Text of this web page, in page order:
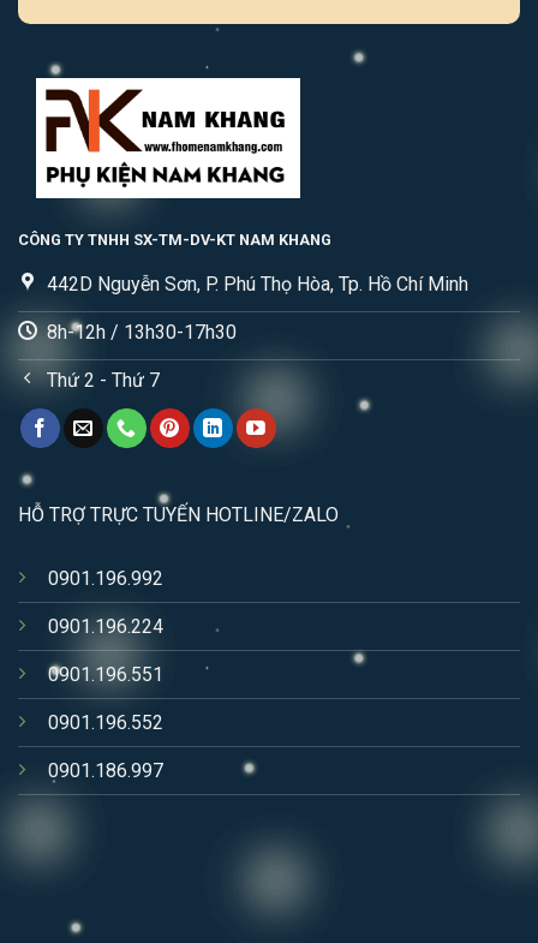
CÔNG TY TNHH SX-TM-DV-KT NAM KHANG
442D Nguyễn Sơn, P. Phú Thọ Hòa, Tp. Hồ Chí Minh
8h-12h / 13h30-17h30
Thứ 2 - Thứ 7
HỖ TRỢ TRỰC TUYẾN HOTLINE/ZALO
0901.196.992
0901.196.224
0901.196.551
0901.196.552
0901.186.997